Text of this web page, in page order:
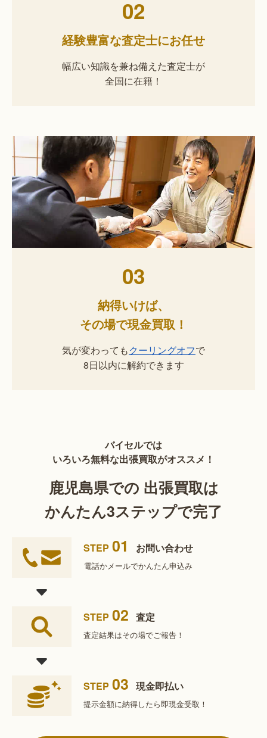
02
経験豊富な査定士にお任せ
幅広い知識を兼ね備えた査定士が
全国に在籍！
03
納得いけば、
その場で現金買取！
気が変わってもクーリングオフで
8日以内に解約できます
バイセルでは
いろいろ無料な出張買取がオススメ！
鹿児島県での 出張買取は
かんたん3ステップで完了
STEP 01 お問い合わせ
電話かメールでかんたん申込み
STEP 02 査定
査定結果はその場でご報告！
STEP 03 現金即払い
提示金額に納得したら即現金受取！